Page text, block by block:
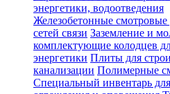
энергетики, водоотведения
Железобетонные смотровые
сетей связи Заземление и
комплектующие колодцев
энергетики Плиты для
канализации Полимерные
Специальный инвентарь